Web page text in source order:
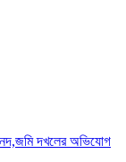
দখলের অভিযোগ